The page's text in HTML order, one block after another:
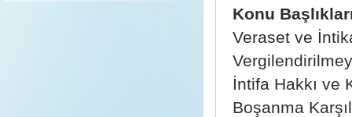
Konu
Veraset ve
İntifa Hakkı ve
Boşanma